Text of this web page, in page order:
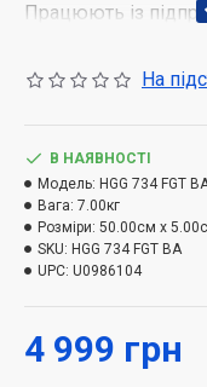
Працюють із
побутової
Одним із чинників
варильна поверхня
не просто
справжнім
класичного стилю,
На
4 999 грн
В НАЯВНОСТІ
Модель: HGG 734 FGT
Вага: 7.00кг
Розміри: 50.00см x
SKU: HGG 734 FGT BA
UPC: U0986104